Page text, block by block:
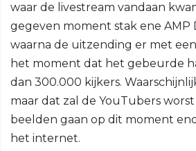
waar de livestream vandaan
gegeven moment stak ene AMP
waarna de uitzending er met
het moment dat het gebeurde
dan 300.000 kijkers.
maar dat zal de YouTubers
beelden gaan op dit moment
het internet.